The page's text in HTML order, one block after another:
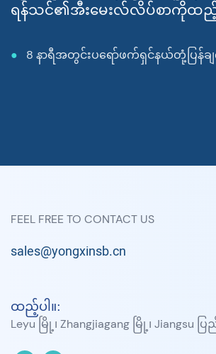
ရန်သင်၏အီးမေးလ်လိပ်စာကိုထည့်
● 8 နာရီအတွင်းပရော်ဖက်ရှင်နယ်တုံ့ပြန်
FEEL FREE TO CONTACT US
sales@yongxinsb.cn
ထည့်ပါ။:
Leyu မြို့၊ Zhangjiagang မြို့၊ Jiangsu